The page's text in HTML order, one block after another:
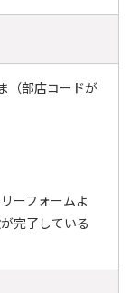
（部店コードが
ーフォームよ
完了している